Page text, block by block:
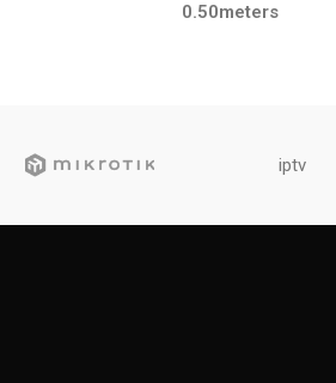
0.50meters
iptv